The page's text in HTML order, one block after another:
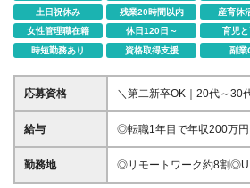
土日祝休み
残業20時間以内 産育休
女性管理職在籍
休日120日～ 育児
時短勤務あり
資格取得支援 副業
応募資格
＼第二新卒OK｜20代～30
しらの勤務経験をお持ち
問いませんので、 結婚・出
ぴったりです！＞ ★「年収
ド品や趣味にお金をかけ
給与
◎転職1年目で年収200万
後収入が大幅に上がり、
味の旅行頻度が増えた」な
勤務地
◎リモートワーク約8割
帰社日なし◎勤務地はあな